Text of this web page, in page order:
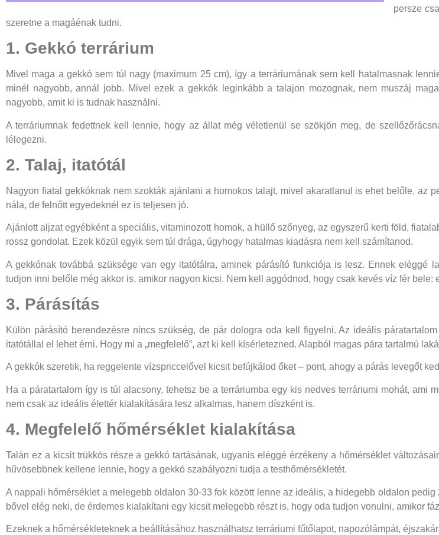
persze
szeretne a magáénak tudni.
1. Gekkó terrárium
Mivel maga a gekkó sem túl nagy (maximum 25 cm), így a terráriumának sem kell hatalmasnak
minél nagyobb, annál jobb. Mivel ezek a gekkók leginkább a talajon mozognak, nem muszáj
nagyobb, amit ki is tudnak használni.
A terráriumnak fedettnek kell lennie, hogy az állat még véletlenül se szökjön meg, de
lélegezni.
2. Talaj, itatótál
Nagyon fiatal gekkóknak nem szokták ajánlani a homokos talajt, mivel akaratlanul is ehet belőle, az
nála, de felnőtt egyedeknél ez is teljesen jó.
Ajánlott aljzat egyébként a speciális, vitaminozott homok, a hüllő szőnyeg, az egyszerű kerti föld,
rossz gondolat. Ezek közül egyik sem túl drága, úgyhogy hatalmas kiadásra nem kell számítanod.
A gekkónak továbbá szüksége van egy itatótálra, aminek párásító funkciója is lesz. Ennek eléggé
tudjon inni belőle még akkor is, amikor nagyon kicsi. Nem kell aggódnod, hogy csak kevés víz fér bele:
3. Párásítás
Külön párásító berendezésre nincs szükség, de pár dologra oda kell figyelni. Az ideális
itatótállal el lehet érni. Hogy mi a „megfelelő”, azt ki kell kísérletezned. Alapból magas pára tartalmú
A gekkók szeretik, ha reggelente vízspriccelővel kicsit befújkálod őket – pont, ahogy a párás levegőt
Ha a páratartalom így is túl alacsony, tehetsz be a terráriumba egy kis nedves terráriumi mohát, ami
nem csak az ideális élettér kialakítására lesz alkalmas, hanem díszként is.
4. Megfelelő hőmérséklet kialakítása
Talán ez a kicsit trükkös része a gekkó tartásának, ugyanis eléggé érzékeny a hőmérséklet
hűvösebbnek kellene lennie, hogy a gekkó szabályozni tudja a testhőmérsékletét.
A nappali hőmérséklet a melegebb oldalon 30-33 fok között lenne az ideális, a hidegebb oldalon
bővel elég neki, de érdemes kialakítani egy kicsit melegebb részt is, hogy oda tudjon vonulni, amikor
Ezeknek a hőmérsékleteknek a beállításához használhatsz terráriumi fűtőlapot, napozólámpát,